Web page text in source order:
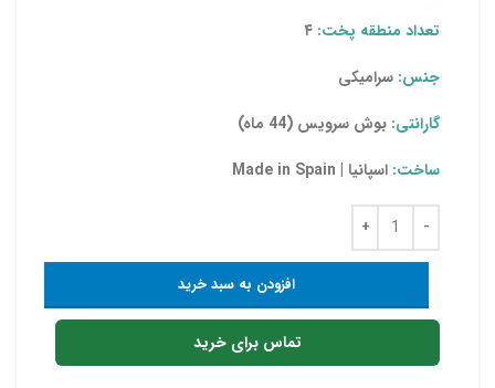
تعداد منطقه پخت:
جنس: سرامیکی
گارانتی: بوش سرویس (44 ماه)
ساخت: اسپانیا | Made in Spain
افزودن به سبد خرید
تماس برای خرید